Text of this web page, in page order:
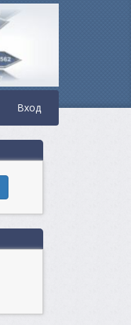
Вход